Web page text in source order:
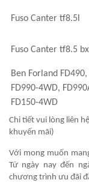
Fuso Canter tf8.5l
Fuso Canter tf8.5
Ben Forland
FD990-4WD,
FD150-4WD
Chi tiết vui lòng liên
khuyến mãi)
Với mong muốn
Từ ngày nay đến
chương trình ưu đãi